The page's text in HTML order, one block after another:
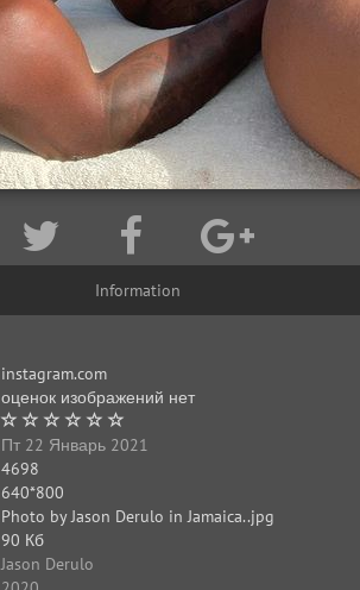
Information
instagram.com
оценок изображений нет
Пт 22 Январь 2021
4698
640*800
Photo by Jason Derulo in Jamaica..jpg
90 Кб
Jason Derulo